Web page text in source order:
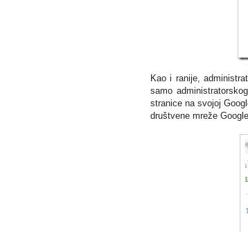
Kao i ranije,
samo
stranice na svojoj
društvene mreže